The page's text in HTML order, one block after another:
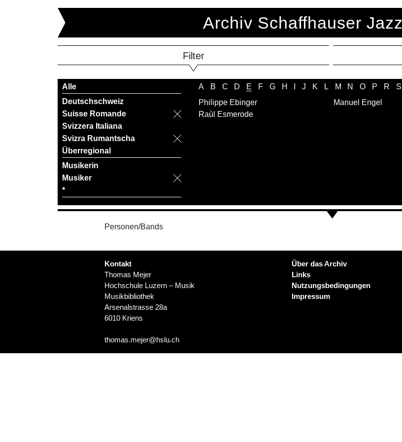
Archiv Schaffhauser
Filter
Alle
Deutschschweiz
Suisse Romande
Svizzera Italiana
Svizra Rumantscha
Überregional
Musikerin
Musiker
*
A B C D E F G H J K L M N O P R S
Philippe Ebinger
Manuel Engel
Raùl Esmerode
Personen/Bands
Kontakt
Thomas Mejer
Hochschule Luzern – Musik
Musikbibliothek
Arsenalstrasse 28a
6010 Kriens
thomas.mejer@hslu.ch
Über das Archiv
Links
Nutzungsbedingungen
Impressum